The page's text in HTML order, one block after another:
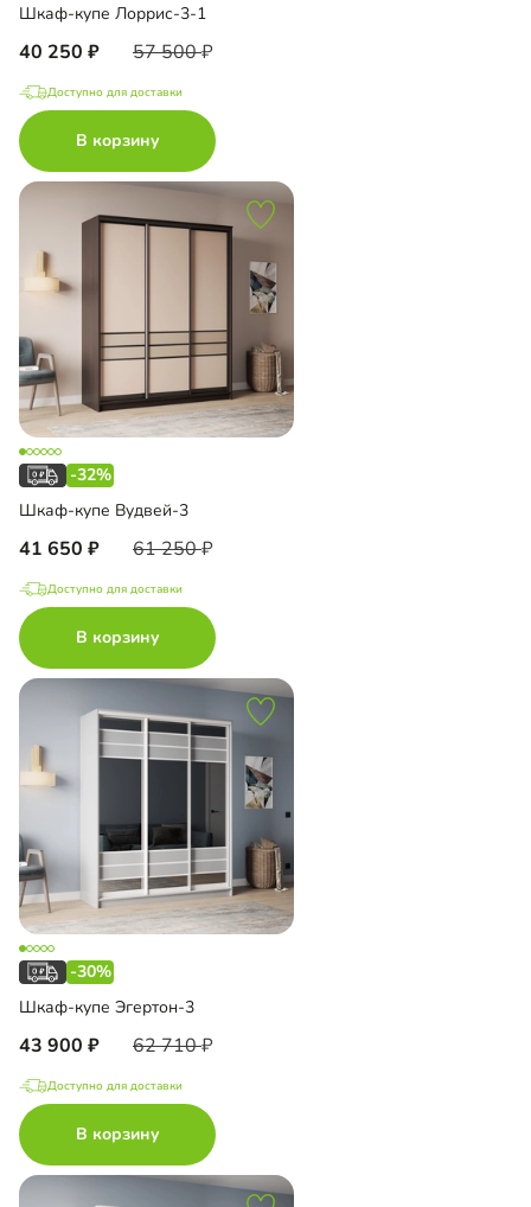
Шкаф-купе Лоррис-3-1
40 250 57 500
Доступно для доставки
В корзину
-32%
Шкаф-купе Вудвей-3
41 650 61 250
Доступно для доставки
В корзину
-30%
Шкаф-купе Эгертон-3
43 900 62 710
Доступно для доставки
В корзину